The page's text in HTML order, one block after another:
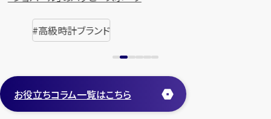
お役立ちコラム一覧はこちら